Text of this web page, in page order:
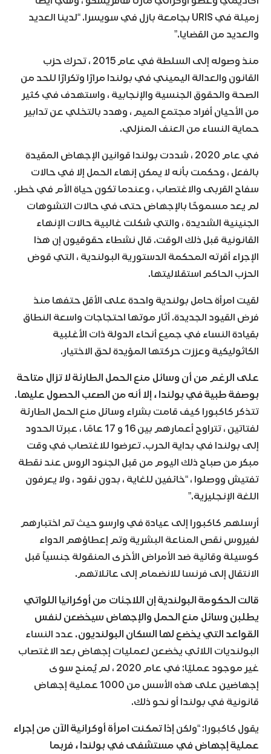
زميلة في URIS بجامعة بازل في سويسرا. “لدينا العديد
والعديد من القضايا.”
منذ وصوله إلى السلطة في عام 2015 ، تحرك حزب
القانون والعدالة اليميني في بولندا مرارًا وتكرارًا للحد من
الصحة والحقوق الجنسية والإنجابية ، واستهدف في كثير
من الأحيان أفراد مجتمع الميم ، وهدد بالتخلي عن تدابير
حماية النساء من العنف المنزلي.
في عام 2020 ، شددت بولندا قوانين الإجهاض المقيدة
بالفعل ، وحكمت بأنه لا يمكن إنهاء الحمل إلا في حالات
سفاح القربى والاغتصاب ، وعندما تكون حياة الأم في خطر.
لم يعد مسموحًا بالإجهاض حتى في حالات التشوهات
الجنينية الشديدة ، والتي شكلت غالبية حالات الإنهاء
القانونية قبل ذلك الوقت. قال نشطاء حقوقيون إن هذا
الإجراء أقرته المحكمة الدستورية البولندية ، التي قوض
الحزب الحاكم استقلاليتها.
لقيت امرأة حامل بولندية واحدة على الأقل حتفها منذ
فرض القيود الجديدة. أثار موتها احتجاجات واسعة النطاق
بقيادة النساء في جميع أنحاء الدولة ذات الأغلبية
الكاثوليكية وعززت حركتها المؤيدة لحق الاختيار.
على الرغم من أن وسائل منع الحمل الطارئة لا تزال متاحة
بوصفة طبية في بولندا ، إلا أنه من الصعب الحصول عليها.
تتذكر كاكبورا كيف قامت بشراء وسائل منع الحمل الطارئة
لفتاتين ، تتراوح أعمارهم بين 16 و 17 عامًا ، عبرتا الحدود
إلى بولندا في بداية الحرب. تعرضوا للاغتصاب في وقت
مبكر من صباح ذلك اليوم من قبل الجنود الروس عند نقطة
تفتيش ووصلوا ، “خائفين للغاية ، بدون نقود ، ولا يعرفون
اللغة الإنجليزية.”
أرسلهم كاكبورا إلى عيادة في وارسو حيث تم اختبارهم
لفيروس نقص المناعة البشرية وتم إعطاؤهم الدواء
كوسيلة وقائية ضد الأمراض الأخرى المنقولة جنسياً قبل
الانتقال إلى فرنسا للانضمام إلى عائلاتهم.
قالت الحكومة البولندية إن اللاجئات من أوكرانيا اللواتي
يطلبن وسائل منع الحمل والإجهاض سيخضعن لنفس
القواعد التي يخضع لها السكان البولنديون. عدد النساء
البولنديات اللائي يخضعن لعمليات إجهاض بعد الاغتصاب
غير موجود عمليًا: في عام 2020 ، لم يُمنح سوى
إجهاضين على هذه الأسس من 1000 عملية إجهاض
قانونية في بولندا أو نحو ذلك.
يقول كاكبورا: “ولكن إذا تمكنت امرأة أوكرانية الآن من إجراء
عملية إجهاض في مستشفى في بولندا ، فربما